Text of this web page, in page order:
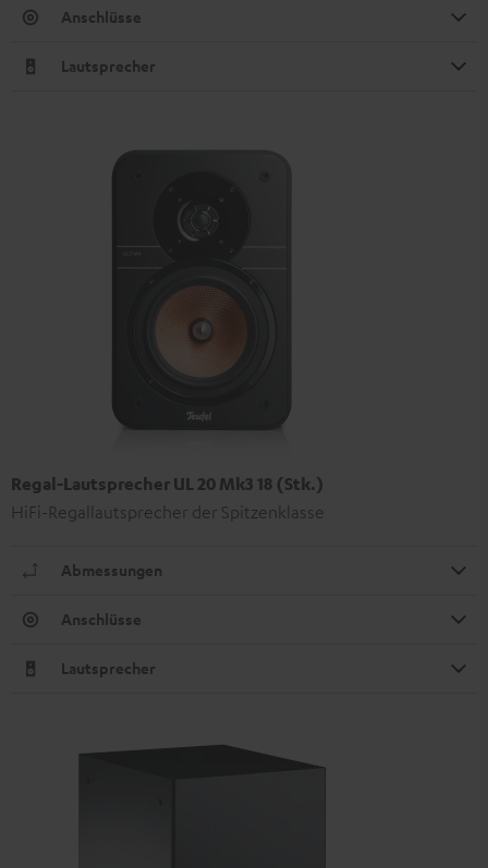
Anschlüsse
Lautsprecher
Regal-Lautsprecher UL 20 Mk3 18 (Stk.)
HiFi-Regallautsprecher der Spitzenklasse
Abmessungen
Anschlüsse
Lautsprecher